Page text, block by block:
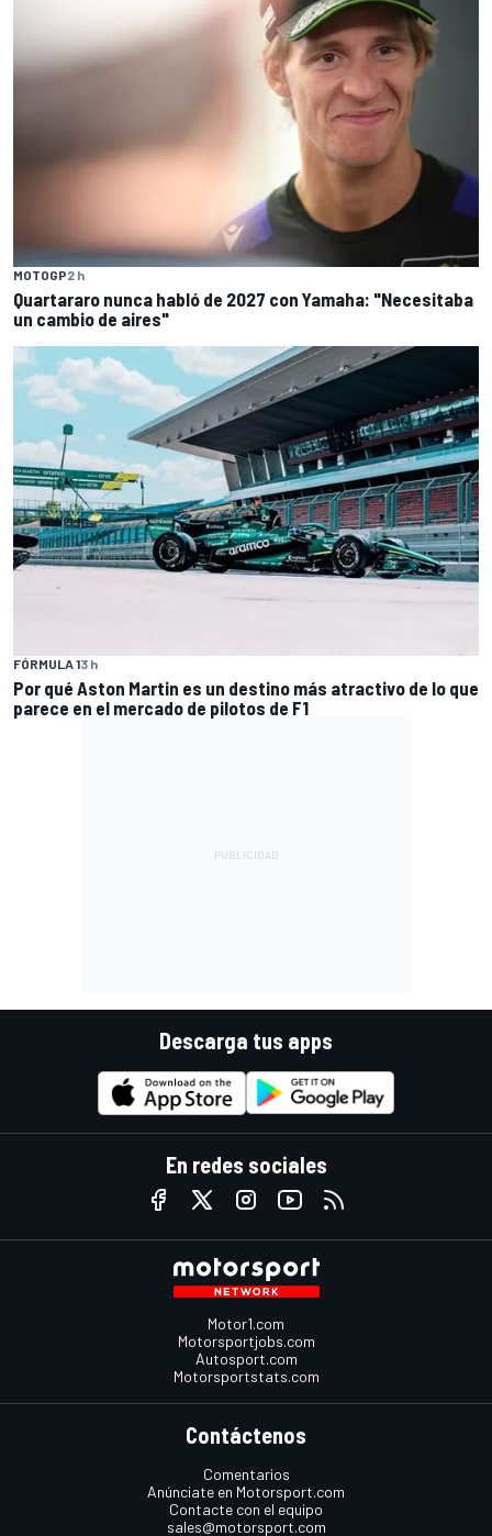
MOTOGP2 h
Quartararo nunca habló de 2027 con Yamaha: "Necesitaba
un cambio de aires"
FÓRMULA 13 h
Por qué Aston Martin es un destino más atractivo de lo que
parece en el mercado de pilotos de F1
Descarga tus apps
En redes sociales
Motor1.com
Motorsportjobs.com
Autosport.com
Motorsportstats.com
Contáctenos
Comentarios
Anúnciate en Motorsport.com
Contacte con el equipo
sales@motorsport.com